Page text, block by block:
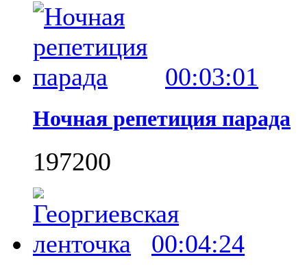
00:03:01
Ночная репетиция парада
197200
00:04:24